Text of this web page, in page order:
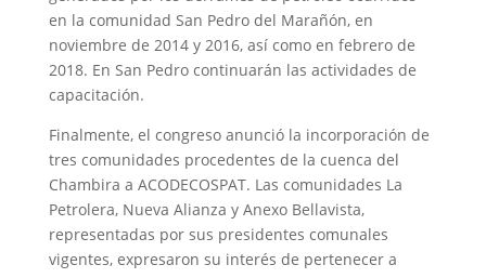
en la comunidad San Pedro del Marañón, en
noviembre de 2014 y 2016, así como en febrero de
2018. En San Pedro continuarán las actividades de
capacitación.
Finalmente, el congreso anunció la incorporación de
tres comunidades procedentes de la cuenca del
Chambira a ACODECOSPAT. Las comunidades La
Petrolera, Nueva Alianza y Anexo Bellavista,
representadas por sus presidentes comunales
vigentes, expresaron su interés de pertenecer a